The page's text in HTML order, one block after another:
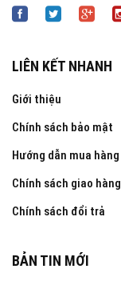
LIÊN KẾT NHANH
Giới thiệu
Chính sách bảo mật
Hướng dẫn mua hàng
Chính sách giao hàng
Chính sách đổi trả
BẢN TIN MỚI